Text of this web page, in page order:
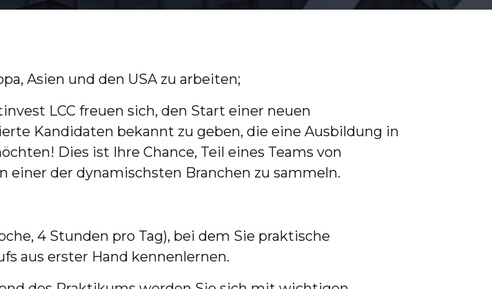
Asien und den USA zu arbeiten;
LCC freuen sich, den Start einer neuen
Kandidaten bekannt zu geben, die eine Ausbildung in
Dies ist Ihre Chance, Teil eines Teams von
der dynamischsten Branchen zu sammeln.
4 Stunden pro Tag), bei dem Sie praktische
aus erster Hand kennenlernen.